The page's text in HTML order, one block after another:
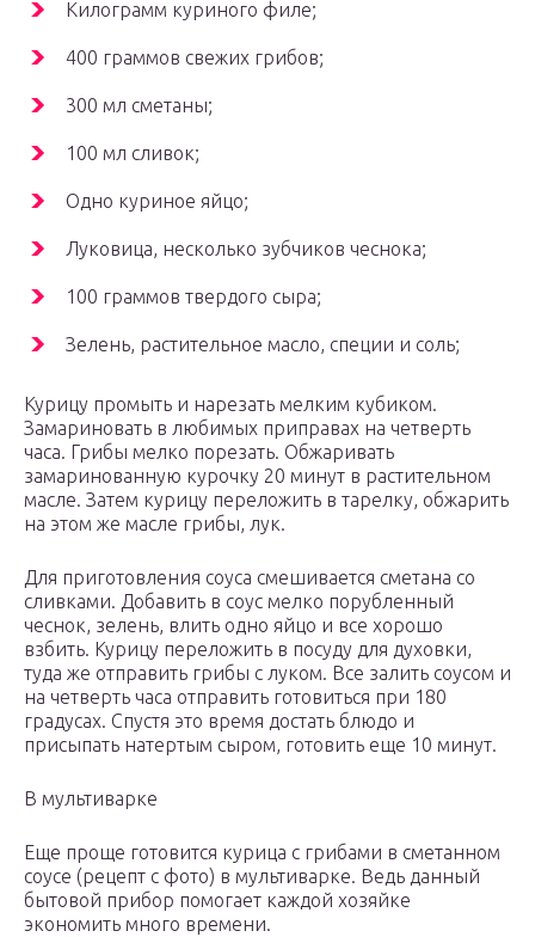
Килограмм куриного филе;
400 граммов свежих грибов;
300 мл сметаны;
100 мл сливок;
Одно куриное яйцо;
Луковица, несколько зубчиков чеснока;
100 граммов твердого сыра;
Зелень, растительное масло, специи и соль;
Курицу промыть и нарезать мелким кубиком.
Замариновать в любимых приправах на четверть
часа. Грибы мелко порезать. Обжаривать
замаринованную курочку 20 минут в растительном
масле. Затем курицу переложить в тарелку, обжарить
на этом же масле грибы, лук.
Для приготовления соуса смешивается сметана со
сливками. Добавить в соус мелко порубленный
чеснок, зелень, влить одно яйцо и все хорошо
взбить. Курицу переложить в посуду для духовки,
туда же отправить грибы с луком. Все залить соусом и
на четверть часа отправить готовиться при 180
градусах. Спустя это время достать блюдо и
присыпать натертым сыром, готовить еще 10 минут.
В мультиварке
Еще проще готовится курица с грибами в сметанном
соусе (рецепт с фото) в мультиварке. Ведь данный
бытовой прибор помогает каждой хозяйке
экономить много времени.